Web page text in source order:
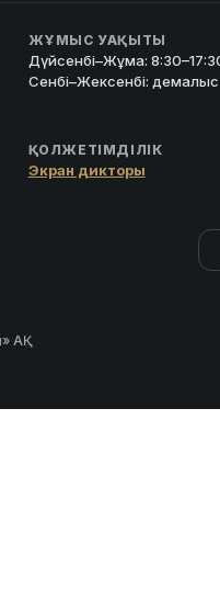
ЖҰМЫС УАҚЫТЫ
Дүйсенбі–Жұма:
Сенбі–Жексенбі: демалыс
ҚОЛЖЕТІМДІЛІК
Экран дикторы
АҚ